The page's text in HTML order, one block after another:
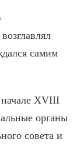
самим
начале XVIII
органы
совета и